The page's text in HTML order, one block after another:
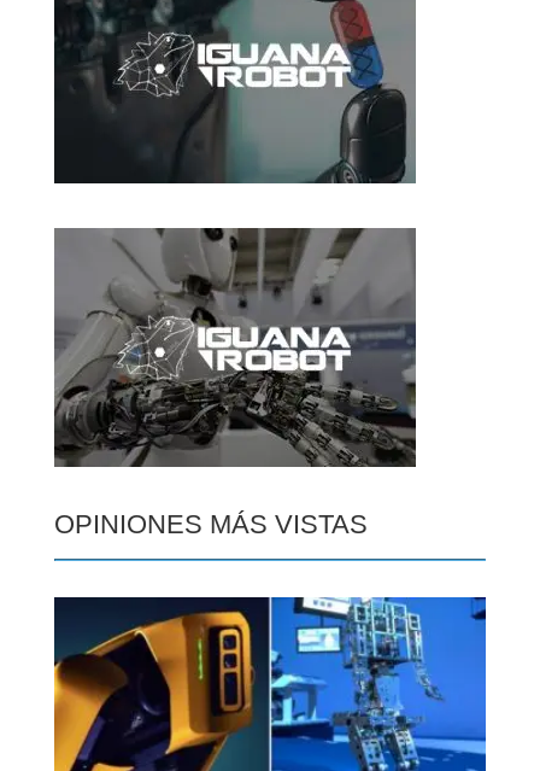
OPINIONES MÁS VISTAS